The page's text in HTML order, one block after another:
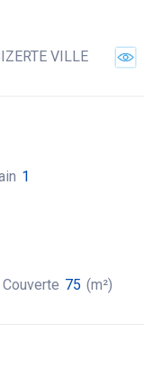
VILLE
1
75 (m²)